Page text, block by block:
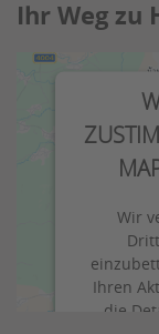
Ihr Weg zu
Wir
Ihren
die